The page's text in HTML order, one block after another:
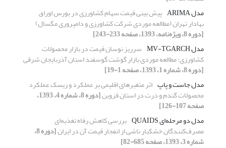
مدل ARIMA
پیش بینی قیمت سهام کشاورزی در بورس اوراق
بهادار تهران (مطالعه موردی شرکت کشاورزی و دامپروری مگسال)
[دوره 8، ویژه‌نامه، 1393، صفحه 233-243]
مدل MV-TGARCH
سرریز نوسان قیمت در بازار محصولات
کشاورزی: مطالعه موردی بازار گوشت گوسفند استان آذربایجان شرقی
[دوره 8، شماره 1، 1393، صفحه 1-19]
مدل جاست و پاپ اثر متغیرهای اقلیمی بر عملکرد و ریسک عملکرد
محصولات گندم و ذرت در استان قزوین [دوره 8، شماره 4، 1393،
صفحه 107-126]
مدل دو مرحله‌ای QUAIDS
بررسی کاهش رفاه تغذیه‌ای
مصرف‌کنندگان خشکبار ناشی از انفجار قیمت آن در ایران [دوره 8،
شماره 3، 1393، صفحه 685-82]